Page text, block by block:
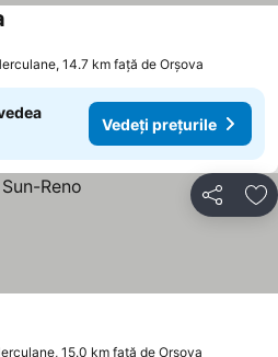
14.7 km faţă de Orşova
Vedeți prețurile
Distribuiți
15.0 km faţă de Orşova